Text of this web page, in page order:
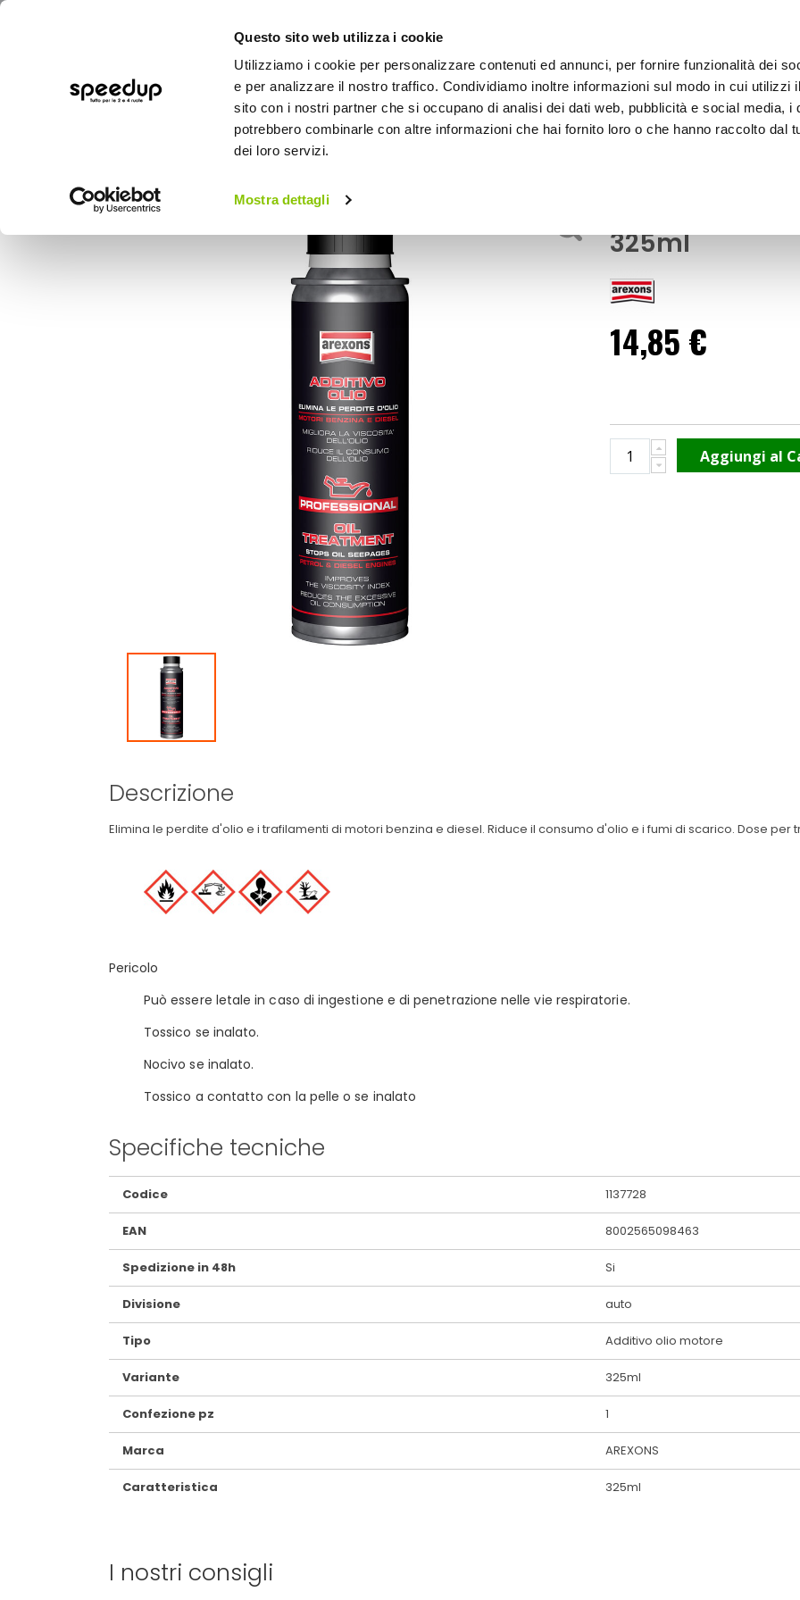
Questo sito web utilizza i cookie
Utilizziamo i cookie per personalizzare contenuti ed annunci, per fornire funzionalità dei
e per analizzare il nostro traffico. Condividiamo inoltre informazioni sul modo in cui utilizzi
sito con i nostri partner che si occupano di analisi dei dati web, pubblicità e social media, i
potrebbero combinarle con altre informazioni che hai fornito loro o che hanno raccolto dal
dei loro servizi.
Mostra dettagli
BICI OUTDOOR
Home
325ml
14,85 €
Aggiungi al
Descrizione
Elimina le perdite d'olio e i trafilamenti di motori benzina e diesel. Riduce il consumo d'olio e i fumi di scarico. Dose per
Pericolo
Può essere letale in caso di ingestione e di penetrazione nelle vie respiratorie.
Tossico se inalato.
Nocivo se inalato.
Tossico a contatto con la pelle o se inalato
Specifiche tecniche
Maggiori
Informazioni
Codice 1137728
EAN 8002565098463
Spedizione in 48h Si
Divisione auto
Tipo Additivo olio motore
Variante 325ml
Confezione pz 1
Marca AREXONS
Caratteristica 325ml
I nostri consigli